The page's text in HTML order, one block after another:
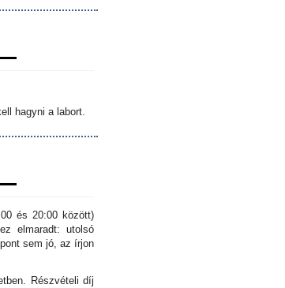
hagyni a labort.
és 20:00 között)
elmaradt: utolsó
sem jó, az írjon
Részvételi díj